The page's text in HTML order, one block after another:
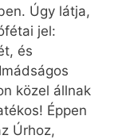
Úgy látja,
jel:
és
közel állnak
Éppen
Úrhoz,